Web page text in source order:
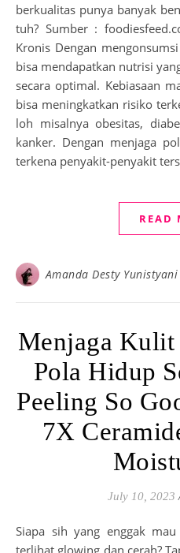
berkualitas punya banyak
tuh? Sumber :
Kronis Dengan
bisa mendapatkan nutrisi
secara optimal. Kebiasaan
bisa meningkatkan risiko
loh misalnya obesitas,
kanker. Dengan menjaga
terkena penyakit-penyakit
READ
Amanda Desty Yunistyani
Menjaga Kulit
Pola Hidup
Peeling So
7X
July 10, 2023
Siapa sih yang enggak mau punya kulit sehat, lembab,
terlihat glowing dan cerah?